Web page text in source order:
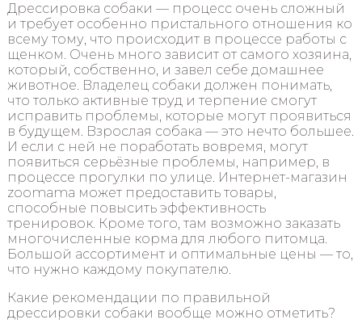
Дрессировка собаки — процесс очень сложный
и требует особенно пристального отношения ко
всему тому, что происходит в процессе работы с
щенком. Очень много зависит от самого хозяина,
который, собственно, и завел себе домашнее
животное. Владелец собаки должен понимать,
что только активные труд и терпение смогут
исправить проблемы, которые могут проявиться
в будущем. Взрослая собака — это нечто большее.
И если с ней не поработать вовремя, могут
появиться серьёзные проблемы, например, в
процессе прогулки по улице. Интернет-магазин
zoomama может предоставить товары,
способные повысить эффективность
тренировок. Кроме того, там возможно заказать
многочисленные корма для любого питомца.
Большой ассортимент и оптимальные цены — то,
что нужно каждому покупателю.
Какие рекомендации по правильной
дрессировки собаки вообще можно отметить?